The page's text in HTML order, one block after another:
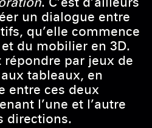
un dialogue entre
qu’elle commence
du mobilier en 3D.
répondre par jeux de
tableaux, en
entre ces deux
l’une et l’autre
directions.